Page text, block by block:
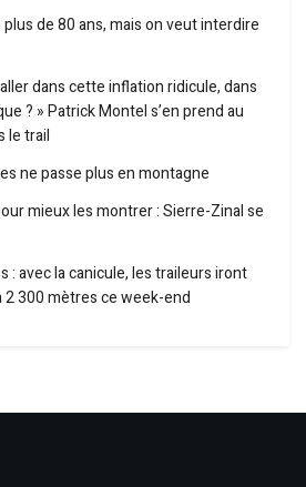
de 80 ans, mais on veut interdire
dans cette inflation ridicule, dans
? » Patrick Montel s’en prend au
le trail
ne passe plus en montagne
mieux les montrer : Sierre-Zinal se
: avec la canicule, les traileurs iront
300 mètres ce week-end